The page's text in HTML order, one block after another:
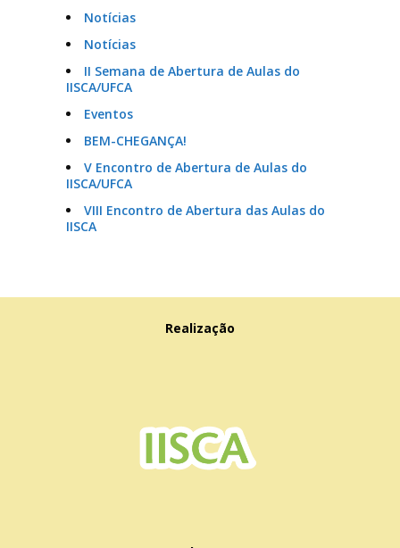
Notícias
Notícias
II Semana de Abertura de Aulas do
IISCA/UFCA
Eventos
BEM-CHEGANÇA!
V Encontro de Abertura de Aulas do
IISCA/UFCA
VIII Encontro de Abertura das Aulas do
IISCA
Realização